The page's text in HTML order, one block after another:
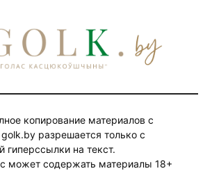
копирование материалов с
разрешается только с
гиперссылки на текст.
может содержать материалы 18+